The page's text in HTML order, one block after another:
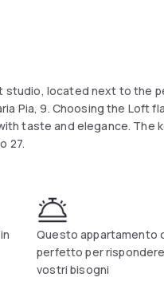
studio, located next to the
Pia, 9. Choosing the Loft
taste and elegance. The
27.
Questo appartamento
perfetto per
vostri bisogni